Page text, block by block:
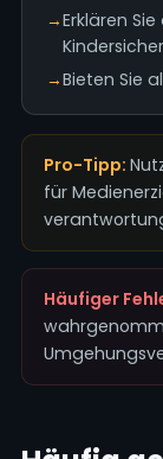
→Erklären
→Bieten Sie
Pro-Tipp:
für
Häufiger